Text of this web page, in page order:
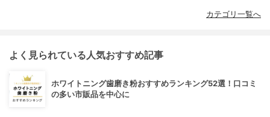
カテゴリ一覧へ
よく見られている人気おすすめ記事
ホワイトニング歯磨き粉おすすめランキング52選！口コミ
の多い市販品を中心に